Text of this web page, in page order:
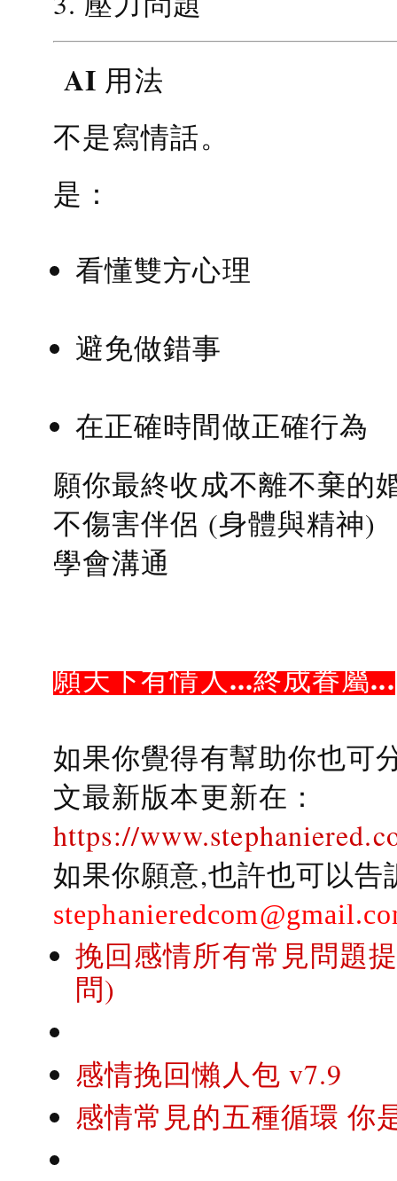
AI 用法
不是寫情話。
是：
看懂雙方心理
避免做錯事
在正確時間做正確行為
願你最終收成不離不棄的
不傷害伴侶 (身體與精神)
學會溝通
願天下有情人...終成眷屬...
如果你覺得有幫助你也可
文最新版本更新在：
https://
如果你願意,也許也可以
挽回感情所有常見問題
問)
感情挽回懶人包 v7.9
感情常見的五種循環 你